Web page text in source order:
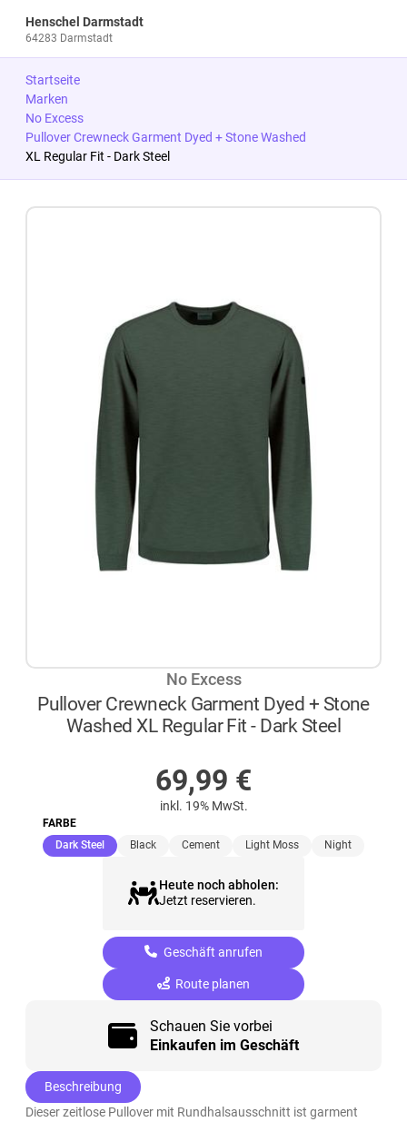
Henschel Darmstadt
64283 Darmstadt
Startseite
Marken
No Excess
Pullover Crewneck Garment Dyed + Stone Washed
XL Regular Fit - Dark Steel
No Excess
Pullover Crewneck Garment Dyed + Stone
Washed XL Regular Fit - Dark Steel
69,99 €
inkl. 19% MwSt.
FARBE
Dark Steel(ausgewählt)
Black Cement Light Moss Night
Heute noch abholen:
Jetzt reservieren.
Geschäft anrufen
Route planen
Schauen Sie vorbei
Einkaufen im Geschäft
Beschreibung
Dieser zeitlose Pullover mit Rundhalsausschnitt ist garment